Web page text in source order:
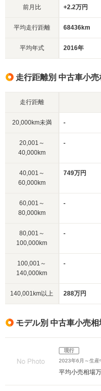
前月比 +2.2万円
平均走行距離 68436km
平均年式 2016年
走行距離別 中古車小売
走行距離
20,000km未満 -
20,001～
40,000km
-
40,001～
60,000km
749万円
60,001～
80,000km
-
80,001～
100,000km
-
100,001～
140,000km
-
140,001km以上 288万円
モデル別 中古車小売相
現行
2023年6月～生産
平均小売相場